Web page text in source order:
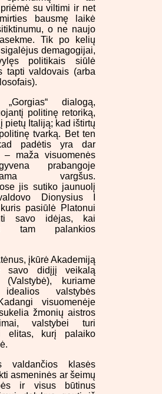
su viltimi ir net
bausmę laikė
o ne naujo
Tik po kelių
demagogijai,
politikais siūlė
tapti valdovais (arba
„Gorgias“ dialogą,
politinę retoriką,
pietų Italiją; kad ištirtų
tvarką. Bet ten
padėtis yra dar
– maža visuomenės
prabangoje
vargšus.
jis sutiko jaunuolį
Dionysius I
pasiūlė Platonui
savo idėjas, kai
tam palankios
įkūrė Akademiją
savo didįjį veikalą
(Valstybė), kuriame
valstybės
visuomenėje
žmonių aistros
valstybei turi
elitas, kurį palaiko
valdančios klasės
asmeninės ar šeimų
ir visus būtinus